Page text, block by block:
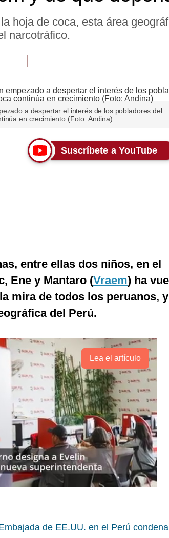
hoja de coca, esta área
narcotráfico.
a despertar el interés de los pobladores del
en crecimiento (Foto: Andina)
Suscríbete a YouTube
entre ellas dos niños, en el
Ene y Mantaro (Vraem) ha
mira de todos los peruanos, y
del Perú.
Lea el artículo
de EE.UU. en el Perú condena